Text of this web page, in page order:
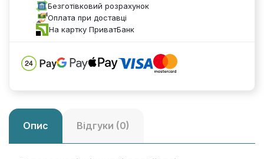
Безготівковий розрахунок
Оплата при доставці
На картку ПриватБанк
Опис Відгуки (0)